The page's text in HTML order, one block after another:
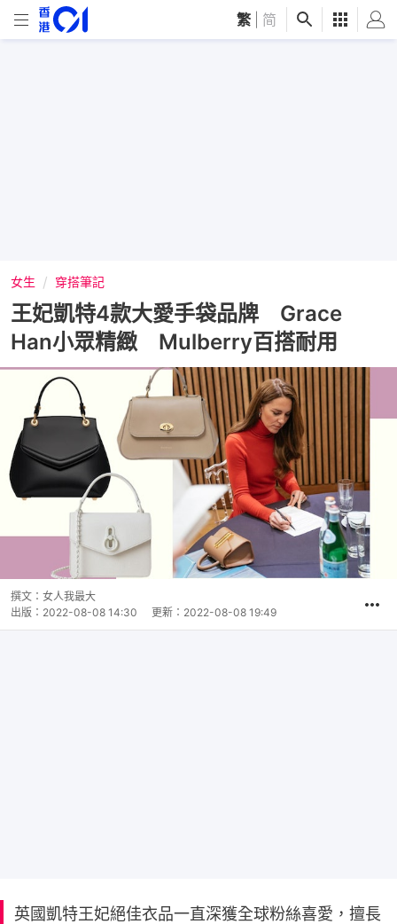
繁 简
女生 穿搭筆記
王妃凱特4款大愛手袋品牌 Grace
Han小眾精緻 Mulberry百搭耐用
撰文： 女人我最大
出版： 2022-08-08 14:30 更新： 2022-08-08 19:49
英國凱特王妃絕佳衣品一直深獲全球粉絲喜愛，擅長